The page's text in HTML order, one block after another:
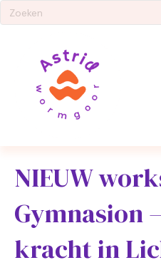
NIEUW
Gymnasion
kracht in